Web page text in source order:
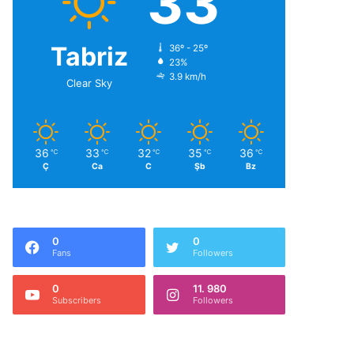
Tabriz
Clear Sky
36º - 25º
23%
3.9 km/h
36 ℃
Ç
33 ℃
Ca
32 ℃
C
35 ℃
Şb
36 ℃
Bz
0
Fans
0
Followers
0
Subscribers
11. 980
Followers